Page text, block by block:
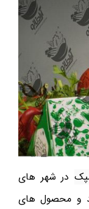
در شهر های
و محصول های